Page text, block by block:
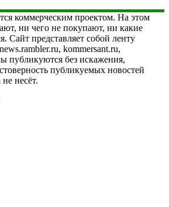
коммерческим проектом. На этом
ни чего не покупают, ни какие
Сайт представляет собой ленту
kommersant.ru,
публикуются без искажения,
публикуемых новостей
несёт.